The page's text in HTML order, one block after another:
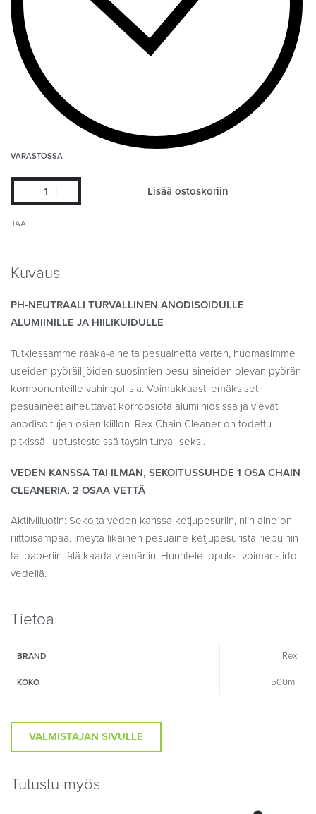
VARASTOSSA
Lisää ostoskoriin
JAA
Kuvaus
PH-NEUTRAALI TURVALLINEN ANODISOIDULLE
ALUMIINILLE JA HIILIKUIDULLE
Tutkiessamme raaka-aineita pesuainetta varten, huomasimme
useiden pyöräilijöiden suosimien pesu-aineiden olevan pyörän
komponenteille vahingollisia. Voimakkaasti emäksiset
pesuaineet aiheuttavat korroosiota alumiiniosissa ja vievät
anodisoitujen osien kiillon. Rex Chain Cleaner on todettu
pitkissä liuotustesteissä täysin turvalliseksi.
VEDEN KANSSA TAI ILMAN, SEKOITUSSUHDE 1 OSA CHAIN
CLEANERIA, 2 OSAA VETTÄ
Aktiiviliuotin: Sekoita veden kanssa ketjupesuriin, niin aine on
riittoisampaa. Imeytä likainen pesuaine ketjupesurista riepuihin
tai paperiin, älä kaada viemäriin. Huuhtele lopuksi voimansiirto
vedellä.
Tietoa
BRAND Rex
KOKO 500ml
VALMISTAJAN SIVULLE
Tutustu myös